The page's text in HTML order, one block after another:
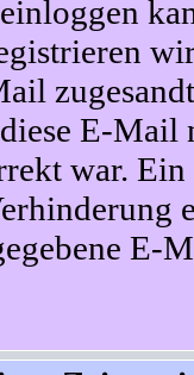
E-Mail
war.